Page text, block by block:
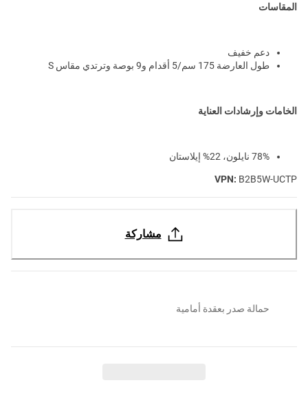
المقاسات
دعم خفيف
طول العارضة 175 سم/5 أقدام و9 بوصة وترتدي مقاس S
الخامات وإرشادات العناية
78% نايلون، 22% إيلاستان
VPN: B2B5W-UCTP
مشاركة
حمالة صدر بعقدة أمامية